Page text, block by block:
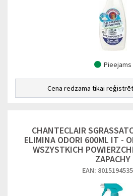
Pieejams
Cena redzama tikai
CHANTECLAIR
ELIMINA ODORI 600ML IT -
WSZYSTKICH
ZAPACHY
EAN: